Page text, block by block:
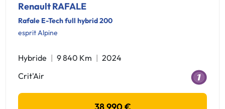
Renault RAFALE
Rafale E-Tech full hybrid 200
esprit Alpine
Hybride 9 840 Km
2024
Crit'Air